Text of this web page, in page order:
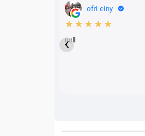
lúc nào vỡ màn hình
ofri einy
★★★★★
null
‹